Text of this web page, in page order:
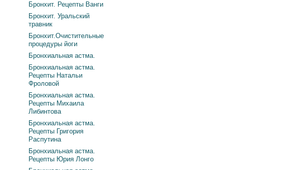
Бронхит. Рецепты Ванги
Бронхит. Уральский
травник
Бронхит.Очистительные
процедуры йоги
Бронхиальная астма.
Бронхиальная астма.
Рецепты Натальи
Фроловой
Бронхиальная астма.
Рецепты Михаила
Либинтова
Бронхиальная астма.
Рецепты Григория
Распутина
Бронхиальная астма.
Рецепты Юрия Лонго